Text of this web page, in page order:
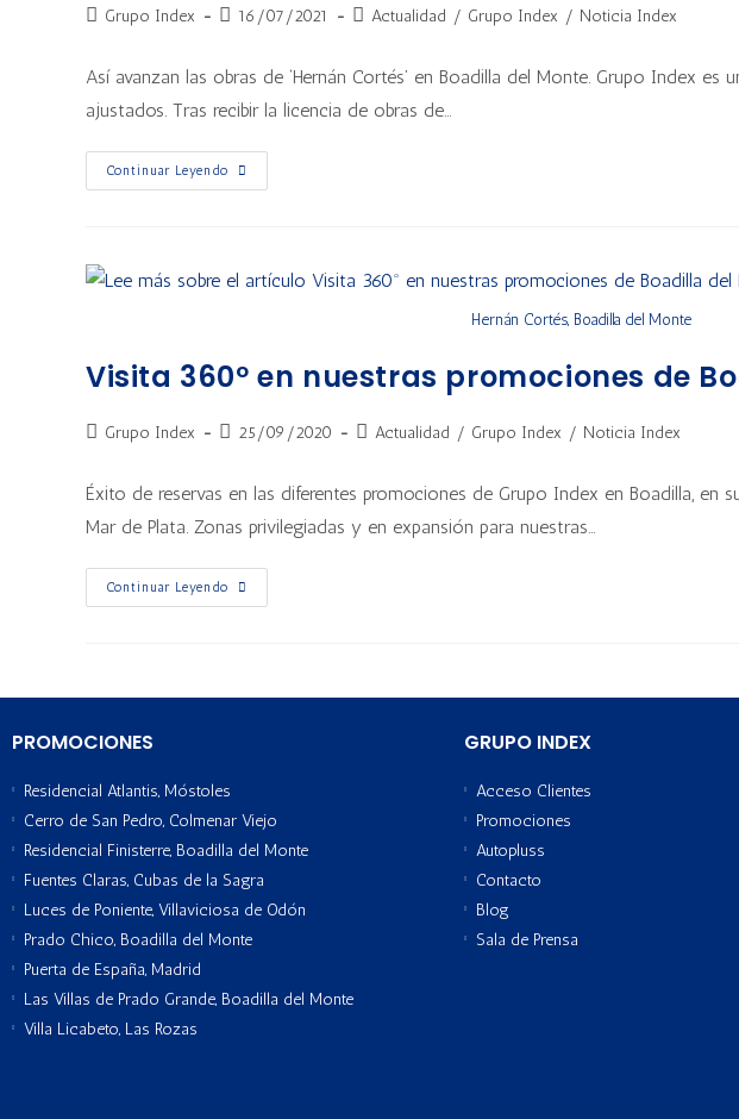
Grupo Index 16/07/2021 Actualidad / Grupo Index / Noticia Index
Así avanzan las obras de ‘Hernán Cortés’ en Boadilla del Monte. Grupo Index
ajustados. Tras recibir la licencia de obras de…
Continuar Leyendo
Hernán Cortés, Boadilla del Monte
Visita 360º en nuestras promociones de
Grupo Index 25/09/2020 Actualidad / Grupo Index / Noticia Index
Éxito de reservas en las diferentes promociones de Grupo Index en Boadilla, en
Mar de Plata. Zonas privilegiadas y en expansión para nuestras…
Continuar Leyendo
PROMOCIONES
Residencial Atlantis, Móstoles
Cerro de San Pedro, Colmenar Viejo
Residencial Finisterre, Boadilla del Monte
Fuentes Claras, Cubas de la Sagra
Luces de Poniente, Villaviciosa de Odón
Prado Chico, Boadilla del Monte
Puerta de España, Madrid
Las Villas de Prado Grande, Boadilla del Monte
Villa Licabeto, Las Rozas
GRUPO INDEX
Acceso Clientes
Promociones
Autopluss
Contacto
Blog
Sala de Prensa